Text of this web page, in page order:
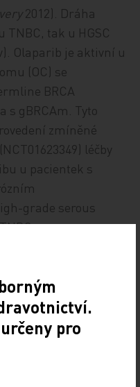
2012). Dráha
TNBC, tak u HGSC
Olaparib je aktivní u
(OC) se
BRCA
s gBRCAm. Tyto
zmíněné
léčby
u pacientek s
grade serous
DL), pokud 0/3
v prvním cyklu
dávku (dose
stanovení
tolerated
pro